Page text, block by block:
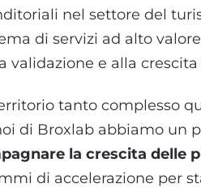
nel settore del
di servizi ad alto
validazione e alla
tanto complesso
di Broxlab abbiamo un
la crescita delle
di accelerazione per